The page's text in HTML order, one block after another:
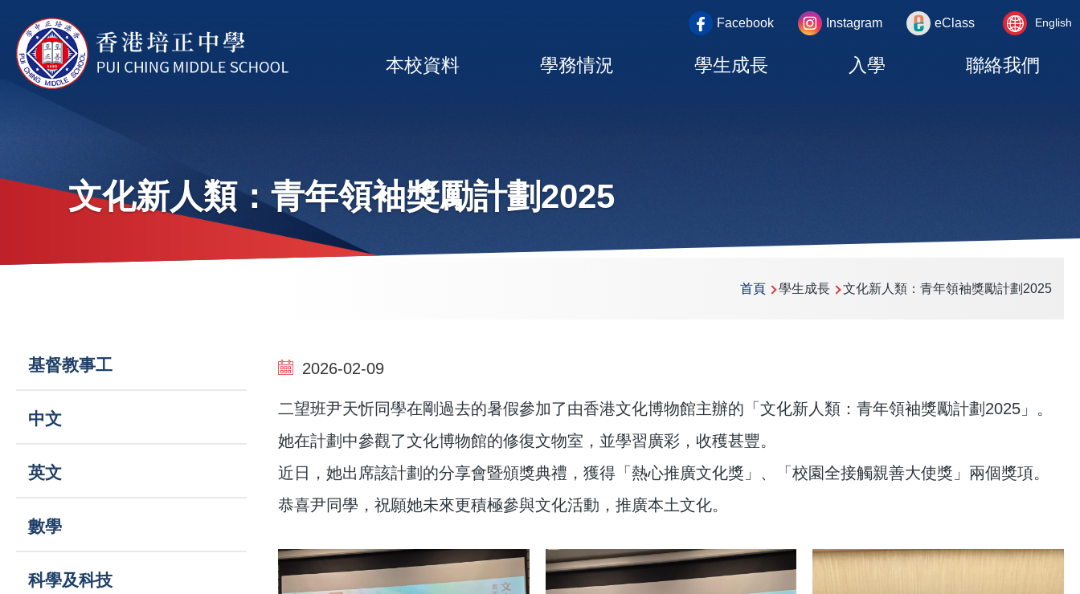
top_area
Facebook Instagram eClass
Language
switcher
English
navigation
本校資料 學務情況 學生成長 入學 聯絡我們
文化新人類：青年領袖獎勵計劃2025
結
首頁 學生成長 文化新人類：青年領袖獎勵計劃2025
2026-02-09
二望班尹天忻同學在剛過去的暑假參加了由香港文化博物館主辦的「文化新人類：青年領袖獎勵計劃2025」。
她在計劃中參觀了文化博物館的修復文物室，並學習廣彩，收穫甚豐。
近日，她出席該計劃的分享會暨頒獎典禮，獲得「熱心推廣文化獎」、「校園全接觸親善大使獎」兩個獎項。
恭喜尹同學，祝願她未來更積極參與文化活動，推廣本土文化。
Main
navigation
基督教事工
中文
英文
數學
科學及科技